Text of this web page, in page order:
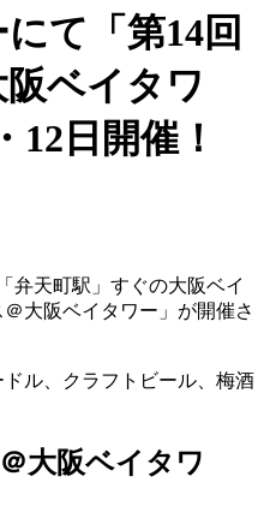
て「第14回
ベイタワ
12日開催！
弁天町駅」すぐの大阪ベイ
大阪ベイタワー」が開催さ
ル、クラフトビール、梅酒
大阪ベイタワ